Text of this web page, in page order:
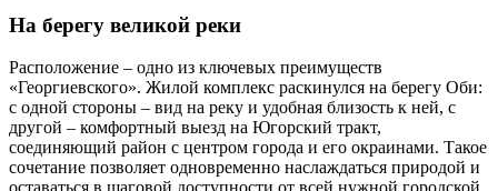
На берегу великой реки
Расположение ‒ одно из ключевых преимуществ
«Георгиевского». Жилой комплекс раскинулся на берегу Оби:
с одной стороны ‒ вид на реку и удобная близость к ней, с
другой ‒ комфортный выезд на Югорский тракт,
соединяющий район с центром города и его окраинами. Такое
сочетание позволяет одновременно наслаждаться природой и